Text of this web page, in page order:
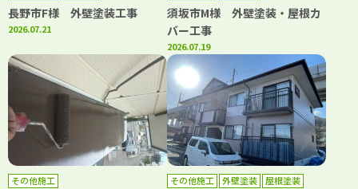
長野市F様 外壁塗装工事
2026.07.21
須坂市M様 外壁塗装・屋根カ
バー工事
2026.07.19
その他施工 その他施工 外壁塗装 屋根塗装